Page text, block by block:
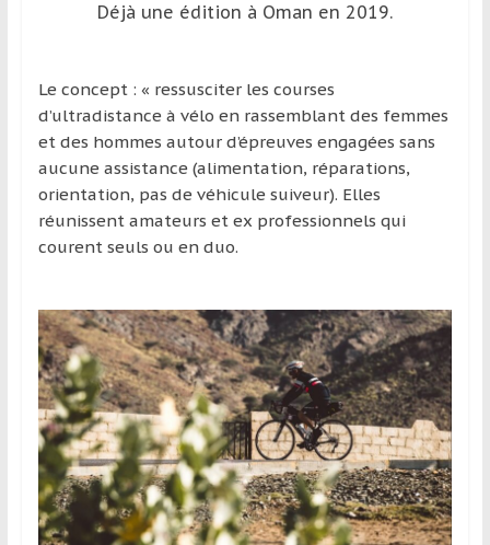
Déjà une édition à Oman en 2019.
Le concept : « ressusciter les courses
d’ultradistance à vélo en rassemblant des femmes
et des hommes autour d’épreuves engagées sans
aucune assistance (alimentation, réparations,
orientation, pas de véhicule suiveur). Elles
réunissent amateurs et ex professionnels qui
courent seuls ou en duo.